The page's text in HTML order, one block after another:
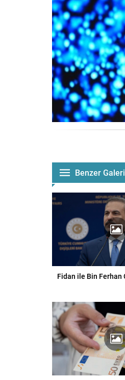
Benzer
Fidan ile Bin Ferhan